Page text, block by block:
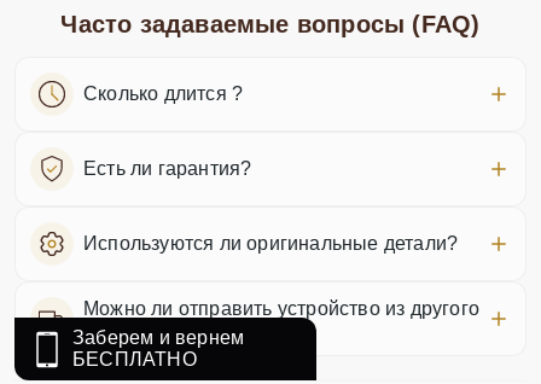
Часто задаваемые вопросы (FAQ)
Сколько длится ?
Есть ли гарантия?
Используются ли оригинальные детали?
Можно ли отправить устройство из другого
города?
Заберем и вернем
БЕСПЛАТНО